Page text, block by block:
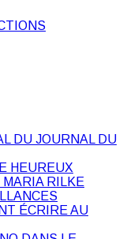
DU JOURNAL DU
HEUREUX
RILKE
ÉCRIRE AU